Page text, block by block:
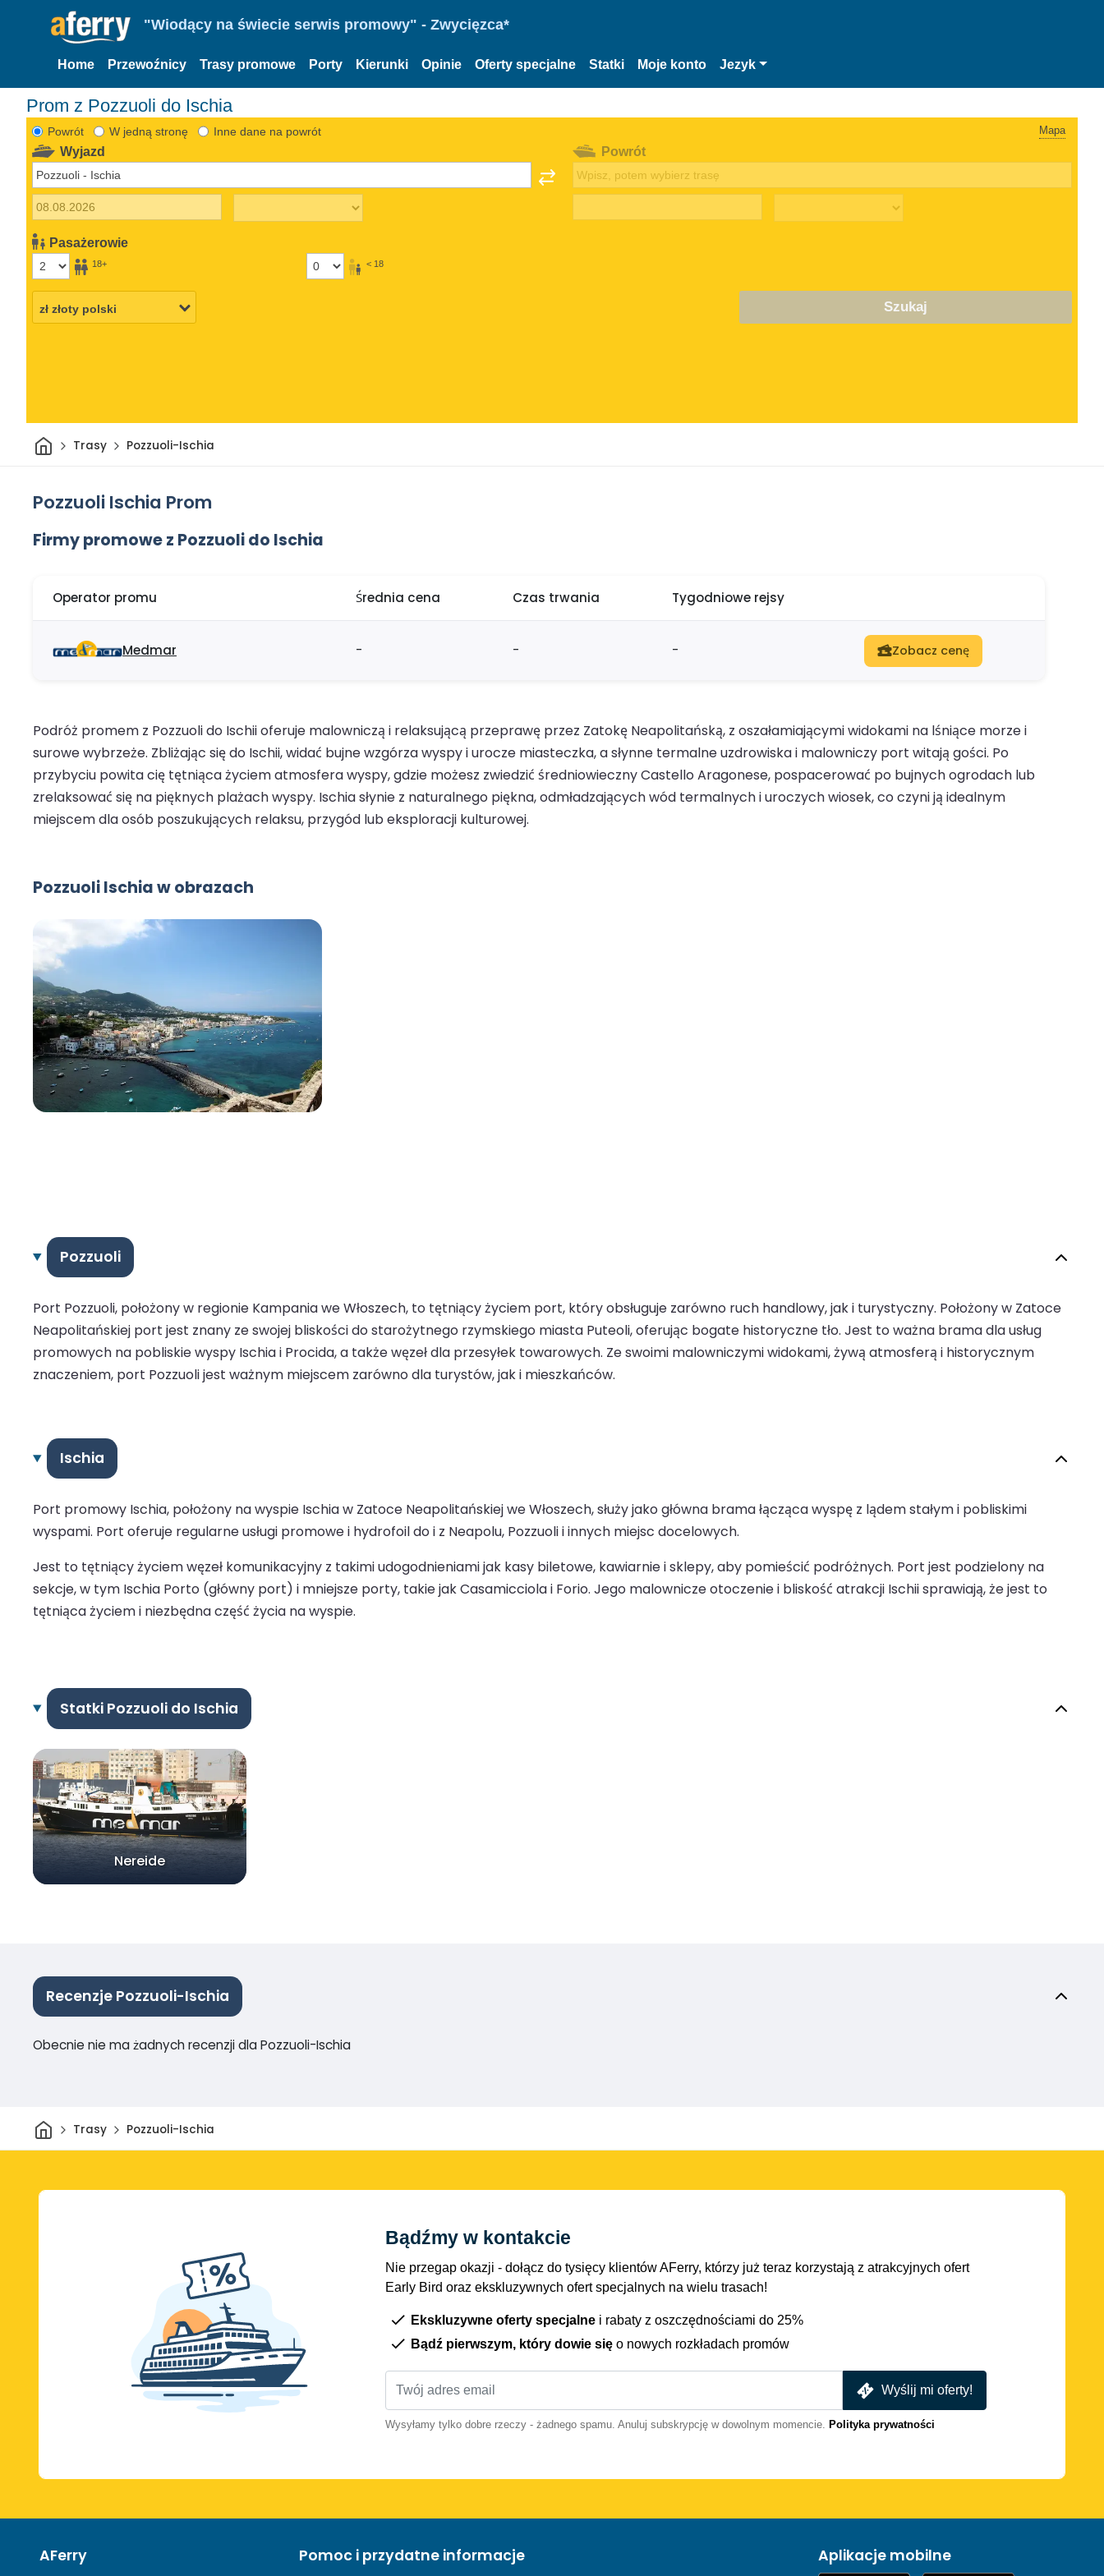
"Wiodący na świecie serwis promowy" - Zwycięzca*
Home Przewoźnicy Trasy promowe Porty Kierunki Opinie Oferty specjalne Statki Moje konto Jezyk
Prom z Pozzuoli do Ischia
Powrót W jedną stronę Inne dane na powrót Mapa
Wyjazd
Pasażerowie
18+ < 18
Powrót
Szukaj
DomTrasy Pozzuoli-Ischia
Pozzuoli Ischia Prom
Firmy promowe z Pozzuoli do Ischia
Operator promu Średnia cena Czas trwania Tygodniowe rejsy
Medmar - - - Zobacz cenę
Podróż promem z Pozzuoli do Ischii oferuje malowniczą i relaksującą przeprawę przez Zatokę Neapolitańską, z oszałamiającymi widokami na lśniące morze i
surowe wybrzeże. Zbliżając się do Ischii, widać bujne wzgórza wyspy i urocze miasteczka, a słynne termalne uzdrowiska i malowniczy port witają gości. Po
przybyciu powita cię tętniąca życiem atmosfera wyspy, gdzie możesz zwiedzić średniowieczny Castello Aragonese, pospacerować po bujnych ogrodach lub
zrelaksować się na pięknych plażach wyspy. Ischia słynie z naturalnego piękna, odmładzających wód termalnych i uroczych wiosek, co czyni ją idealnym
miejscem dla osób poszukujących relaksu, przygód lub eksploracji kulturowej.
Pozzuoli Ischia w obrazach
Pozzuoli
Port Pozzuoli, położony w regionie Kampania we Włoszech, to tętniący życiem port, który obsługuje zarówno ruch handlowy, jak i turystyczny. Położony w Zatoce
Neapolitańskiej port jest znany ze swojej bliskości do starożytnego rzymskiego miasta Puteoli, oferując bogate historyczne tło. Jest to ważna brama dla usług
promowych na pobliskie wyspy Ischia i Procida, a także węzeł dla przesyłek towarowych. Ze swoimi malowniczymi widokami, żywą atmosferą i historycznym
znaczeniem, port Pozzuoli jest ważnym miejscem zarówno dla turystów, jak i mieszkańców.
Ischia
Port promowy Ischia, położony na wyspie Ischia w Zatoce Neapolitańskiej we Włoszech, służy jako główna brama łącząca wyspę z lądem stałym i pobliskimi
wyspami. Port oferuje regularne usługi promowe i hydrofoil do i z Neapolu, Pozzuoli i innych miejsc docelowych.
Jest to tętniący życiem węzeł komunikacyjny z takimi udogodnieniami jak kasy biletowe, kawiarnie i sklepy, aby pomieścić podróżnych. Port jest podzielony na
sekcje, w tym Ischia Porto (główny port) i mniejsze porty, takie jak Casamicciola i Forio. Jego malownicze otoczenie i bliskość atrakcji Ischii sprawiają, że jest to
tętniąca życiem i niezbędna część życia na wyspie.
Statki Pozzuoli do Ischia
Nereide
Recenzje Pozzuoli-Ischia
Obecnie nie ma żadnych recenzji dla Pozzuoli-Ischia
DomTrasy Pozzuoli-Ischia
Bądźmy w kontakcie
Nie przegap okazji - dołącz do tysięcy klientów AFerry, którzy już teraz korzystają z atrakcyjnych ofert
Early Bird oraz ekskluzywnych ofert specjalnych na wielu trasach!
Ekskluzywne oferty specjalne i rabaty z oszczędnościami do 25%
Bądź pierwszym, który dowie się o nowych rozkładach promów
Wyślij mi oferty!
Wysyłamy tylko dobre rzeczy - żadnego spamu. Anuluj subskrypcję w dowolnym momencie. Polityka prywatności
AFerry Pomoc i przydatne informacje Aplikacje mobilne